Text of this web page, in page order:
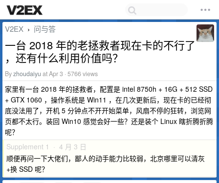
V2EX › 问与答
一台 2018 年的老拯救者现在卡的不行了
，还有什么利用价值吗？
Byzhoudaiyu at Apr 3 · 5766 views
家里有一台 2018 年的拯救者，配置是 intel 8750h + 16G + 512 SSD
+ GTX 1060 ，操作系统是 Win11 ，在几次更新后，现在卡的已经彻
底没法用了，开机 5 分钟点不开开始菜单，风扇不停的狂转，浏览网
页都不太行。装回 Win10 感觉会好一些？还是装个 Linux 瞎折腾折腾
呢？
Supplement 1 · 4 月 3 日
顺便再问一下大佬们，鄙人的动手能力比较弱，北京哪里可以清灰
+换 SSD 呢？